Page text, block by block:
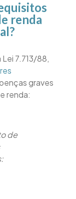
renda
7.713/88,
graves
renda:
de